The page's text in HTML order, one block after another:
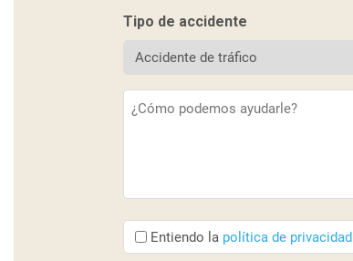
Tipo de accidente
Descripción
Entiendo
que
Entiendo la política de privacidad